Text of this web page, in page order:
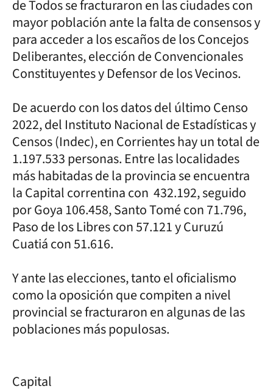
de Todos se fracturaron en las ciudades con
mayor población ante la falta de consensos y
para acceder a los escaños de los Concejos
Deliberantes, elección de Convencionales
Constituyentes y Defensor de los Vecinos.
De acuerdo con los datos del último Censo
2022, del Instituto Nacional de Estadísticas y
Censos (Indec), en Corrientes hay un total de
1.197.533 personas. Entre las localidades
más habitadas de la provincia se encuentra
la Capital correntina con 432.192, seguido
por Goya 106.458, Santo Tomé con 71.796,
Paso de los Libres con 57.121 y Curuzú
Cuatiá con 51.616.
Y ante las elecciones, tanto el oficialismo
como la oposición que compiten a nivel
provincial se fracturaron en algunas de las
poblaciones más populosas.
Capital